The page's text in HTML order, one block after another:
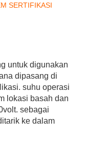
SERTIFIKASI
untuk digunakan
dipasang di
suhu operasi
lokasi basah dan
volt. sebagai
ke dalam